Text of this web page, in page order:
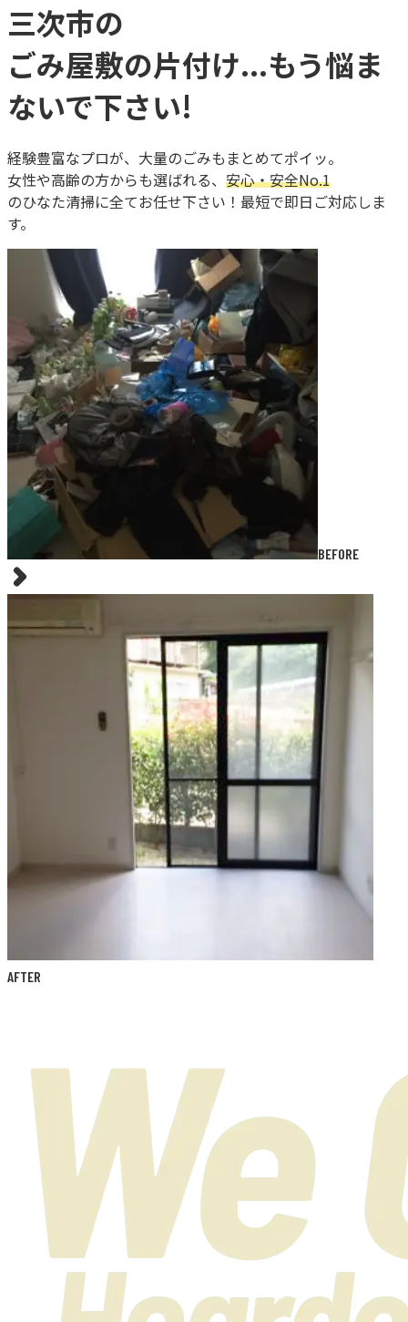
三次市の
ごみ屋敷の片付け...もう悩ま
ないで下さい!
経験豊富なプロが、大量のごみもまとめてポイッ。
女性や高齢の方からも選ばれる、 安心・安全No.1
のひなた清掃に全てお任せ下さい！最短で即日ご対応しま
す。
BEFORE
AFTER